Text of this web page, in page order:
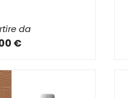
da
€